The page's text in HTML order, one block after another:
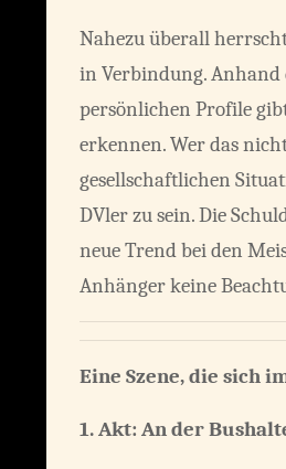
Nahezu überall
in Verbindung. Anhand
persönlichen Profile
erkennen. Wer das
gesellschaftlichen
DVler zu sein. Die
neue Trend bei den
Anhänger keine
Eine Szene, die sich
1. Akt: An der